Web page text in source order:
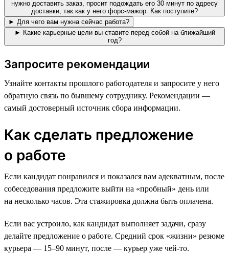
нужно доставить заказ, просит подождать его 30 минут по адресу
доставки, так как у него форс-мажор. Как поступите?
► Для чего вам нужна сейчас работа?
► Какие карьерные цели вы ставите перед собой на ближайший
год?
Запросите рекомендации
Узнайте контакты прошлого работодателя и запросите у него
обратную связь по бывшему сотруднику. Рекомендации —
самый достоверный источник сбора информации.
Как сделать предложение
о работе
Если кандидат понравился и показался вам адекватным, после
собеседования предложите выйти на «пробный» день или
на несколько часов. Эта стажировка должна быть оплачена.
Если вас устроило, как кандидат выполняет задачи, сразу
делайте предложение о работе. Средний срок «жизни» резюме
курьера — 15–90 минут, после — курьер уже чей-то.